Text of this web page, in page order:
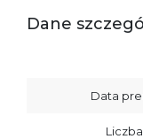
Dane
Data